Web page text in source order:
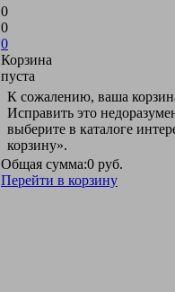
0
0
0
Корзина
пуста
К сожалению, ваша
Исправить это
выберите в каталоге
корзину».
Общая сумма:0 руб.
Перейти в корзину